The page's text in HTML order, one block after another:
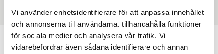
Vi använder enhetsidentifierare för att anpassa innehållet
och annonserna till användarna, tillhandahålla funktioner
för sociala medier och analysera vår trafik. Vi
vidarebefordrar även sådana identifierare och annan
2529
Passar detta däck min bil?